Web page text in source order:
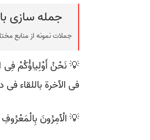
جمله سازی با
جملات نمونه از منابع
💡 نَحْنُ أَوْلِیاؤُکُمْ فِی
فی الآخرة باللقاء فی
💡 الْآمِرُونَ بِالْمَعْرُوفِ